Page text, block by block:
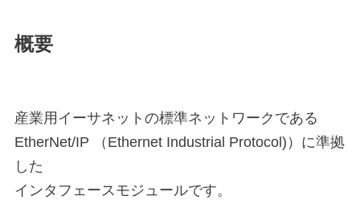
概要
産業用イーサネットの標準ネットワークである
EtherNet/IP （Ethernet Industrial Protocol)）に準拠
した
インタフェースモジュールです。